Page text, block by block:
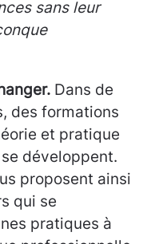
sans leur
Dans de
des formations
et pratique
développent.
proposent ainsi
qui se
pratiques à